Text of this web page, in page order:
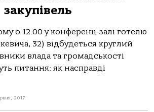
закупівель
о 12:00 у конференц-залі готелю
32) відбудеться круглий
влада та громадськості
питання: як насправді
2017